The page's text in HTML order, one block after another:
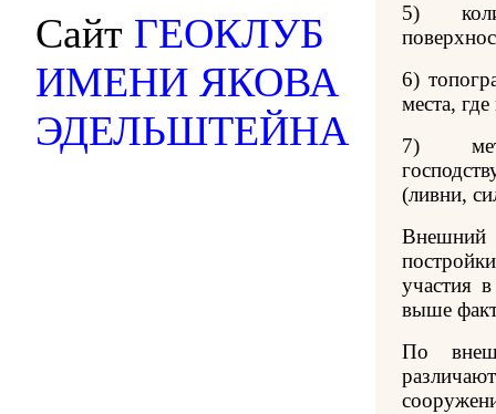
Сайт ГЕОКЛУБ
ИМЕНИ ЯКОВА
ЭДЕЛЬШТЕЙНА
5)
6)
места,
7)
(ливни,
Внешний
участия
выше
По